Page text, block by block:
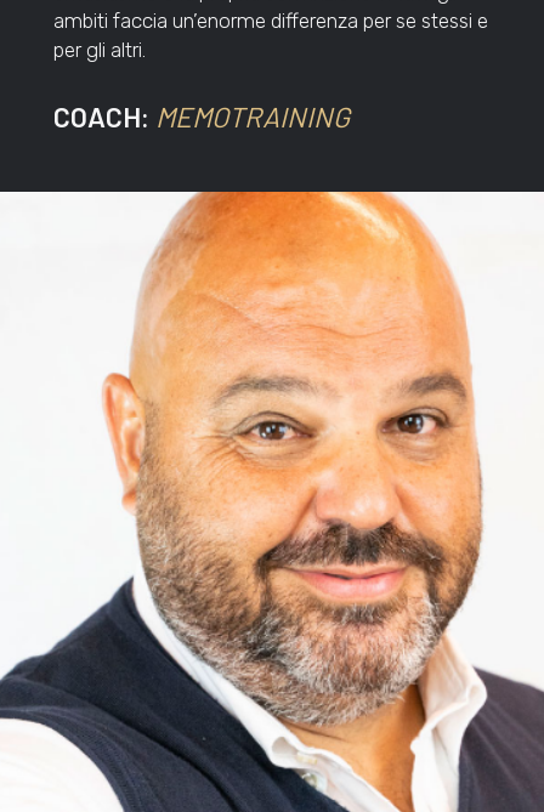
ambiti faccia un’enorme differenza per se stessi e
per gli altri.
COACH: MEMOTRAINING